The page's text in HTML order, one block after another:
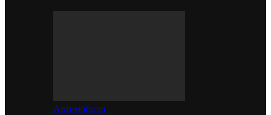
Автомобили